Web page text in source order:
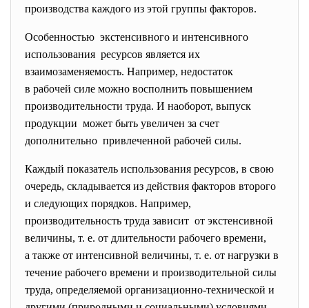
производства каждого из этой группы факторов.
Особенностью экстенсивного и интенсивного
использования ресурсов является их
взаимозаменяемость. Например, недостаток
в рабочей силе можно восполнить повышением
производительности труда. И наоборот, выпуск
продукции может быть увеличен за счет
дополнительно привлеченной рабочей силы.
Каждый показатель использования ресурсов, в свою
очередь, складывается из действия факторов второго
и следующих порядков. Например,
производительность труда зависит от экстенсивной
величины, т. е. от длительности рабочего времени,
а также от интенсивной величины, т. е. от нагрузки в
течение рабочего времени и производительной силы
труда, определяемой организационно-технической и